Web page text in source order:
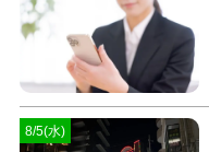
8/5(水)